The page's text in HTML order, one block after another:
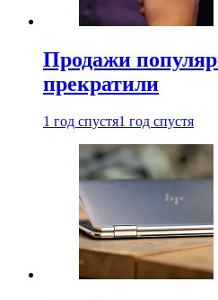
Продажи
прекратили
1 год спустя1 год спустя